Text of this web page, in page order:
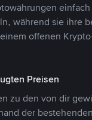
während sie ihre
offenen
Preisen
zu den von dir
der